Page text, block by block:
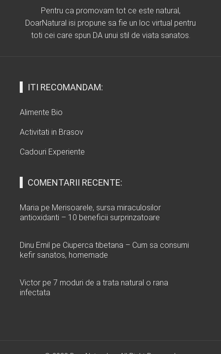
Pentru ca promovam tot ce este natural,
DoarNatural isi propune sa fie un loc virtual pentru
toti cei care spun DA unui stil de viata sanatos.
ITI RECOMANDAM:
Alimente Bio
Activitati in Brasov
Cadouri Experiente
COMENTARII RECENTE:
Maria pe Merisoarele, sursa miraculosilor
antioxidanti – 10 beneficii surprinzatoare
Dinu Emil pe Ciuperca tibetana – Cum sa consumi
kefir sanatos, homemade
Victor pe 7 moduri de a trata natural o rana
infectata